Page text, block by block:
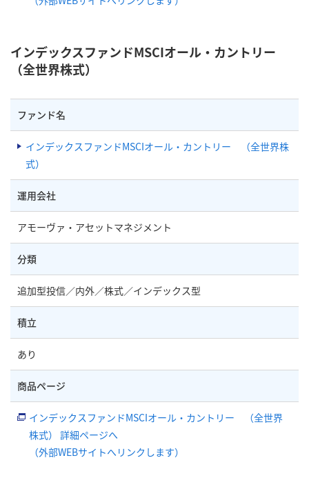
インデックスファンドMSCIオール・カントリー
（全世界株式）
ファンド名
インデックスファンドMSCIオール・カントリー （全世界株
式）
運用会社
アモーヴァ・アセットマネジメント
分類
追加型投信／内外／株式／インデックス型
積立
あり
商品ページ
インデックスファンドMSCIオール・カントリー （全世界
株式） 詳細ページへ
（外部WEBサイトへリンクします）